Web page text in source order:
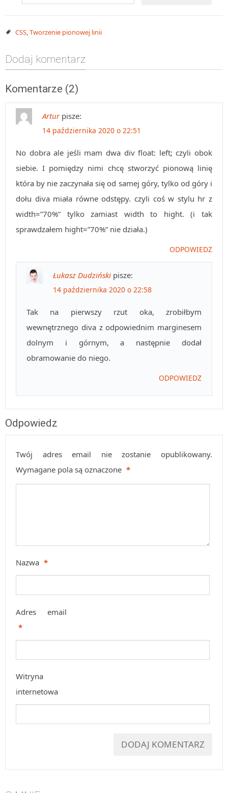
WYDARZENIA
CSS,Tworzenie pionowej linii
Dodaj komentarz
Komentarze (2)
Artur pisze:
14 października 2020 o 22:51
No dobra ale jeśli mam dwa div float: left; czyli obok
siebie. I pomiędzy nimi chcę stworzyć pionową linię
która by nie zaczynała się od samej góry, tylko od góry i
dołu diva miała równe odstępy. czyli coś w stylu hr z
width=”70%” tylko zamiast width to hight. (i tak
sprawdzałem hight=”70%” nie działa.)
ODPOWIEDZ
Łukasz Dudziński pisze:
14 października 2020 o 22:58
Tak na pierwszy rzut oka, zrobiłbym
wewnętrznego diva z odpowiednim marginesem
dolnym i górnym, a następnie dodał
obramowanie do niego.
ODPOWIEDZ
Odpowiedz
Twój adres email nie zostanie opublikowany.
Wymagane pola są oznaczone *
Nazwa *
Adres email
*
Witryna
internetowa